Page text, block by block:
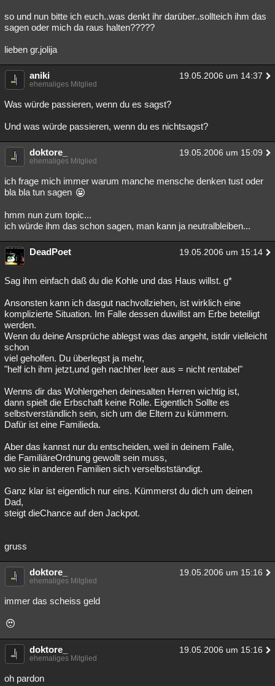
so und nun bitte ich euch..was denkt ihr darüber..sollteich ihm das
sagen oder mich da raus halten?????
lieben gr.jolija
aniki 19.05.2006 um 14:37
ehemaliges Mitglied
Was würde passieren, wenn du es sagst?
Und was würde passieren, wenn du es nichtsagst?
doktore_ 19.05.2006 um 15:09
ehemaliges Mitglied
ich frage mich immer warum manche mensche denken tust oder
bla bla tun sagen
hmm nun zum topic...
ich würde ihm das schon sagen, man kann ja neutralbleiben...
DeadPoet 19.05.2006 um 15:14
Sag ihm einfach daß du die Kohle und das Haus willst. g*
Ansonsten kann ich dasgut nachvollziehen, ist wirklich eine
komplizierte Situation. Im Falle dessen duwillst am Erbe beteiligt
werden.
Wenn du deine Ansprüche ablegst was das angeht, istdir vielleicht
schon
viel geholfen. Du überlegst ja mehr,
"helf ich ihm jetzt,und geh nachher leer aus = nicht rentabel"
Wenns dir das Wohlergehen deinesalten Herren wichtig ist,
dann spielt die Erbschaft keine Rolle. Eigentlich Sollte es
selbstverständlich sein, sich um die Eltern zu kümmern.
Dafür ist eine Familieda.
Aber das kannst nur du entscheiden, weil in deinem Falle,
die FamiliäreOrdnung gewollt sein muss,
wo sie in anderen Familien sich verselbstständigt.
Ganz klar ist eigentlich nur eins. Kümmerst du dich um deinen
Dad,
steigt dieChance auf den Jackpot.
gruss
doktore_ 19.05.2006 um 15:16
ehemaliges Mitglied
immer das scheiss geld
doktore_ 19.05.2006 um 15:16
ehemaliges Mitglied
oh pardon